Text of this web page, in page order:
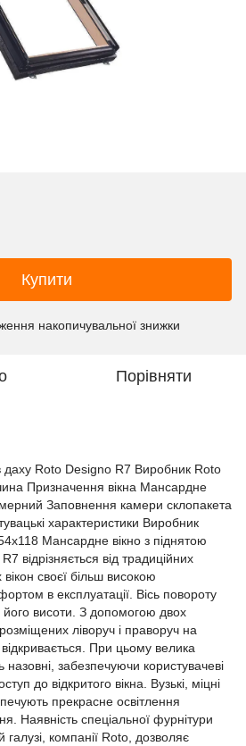
Купити
накопичувальної знижки
Порівняти
даху Roto Designo R7 Виробник Roto
Призначення вікна Мансардне
Заповнення камери склопакета
характеристики Виробник
Мансардне вікно з піднятою
відрізняється від традиційних
своєї більш високою
в експлуатації. Вісь повороту
висоти. З допомогою двох
ліворуч і праворуч на
відкривається. При цьому велика
назовні, забезпечуючи користувачеві
до відкритого вікна. Вузькі, міцні
прекрасне освітлення
Наявність спеціальної фурнітури
галузі, компанії Roto, дозволяє